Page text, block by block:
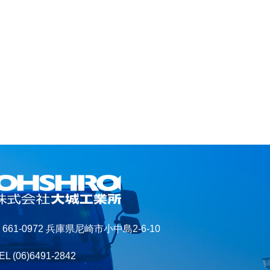
661-0972 兵庫県尼崎市小中島2-6-10
(06)6491-2842